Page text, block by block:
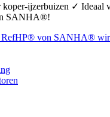
ijzerbuizen ✓
SANHA®!